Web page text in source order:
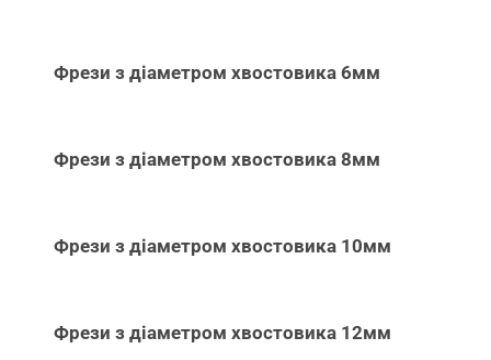
Фрези з діаметром хвостовика 6мм
Фрези з діаметром хвостовика 8мм
Фрези з діаметром хвостовика 10мм
Фрези з діаметром хвостовика 12мм